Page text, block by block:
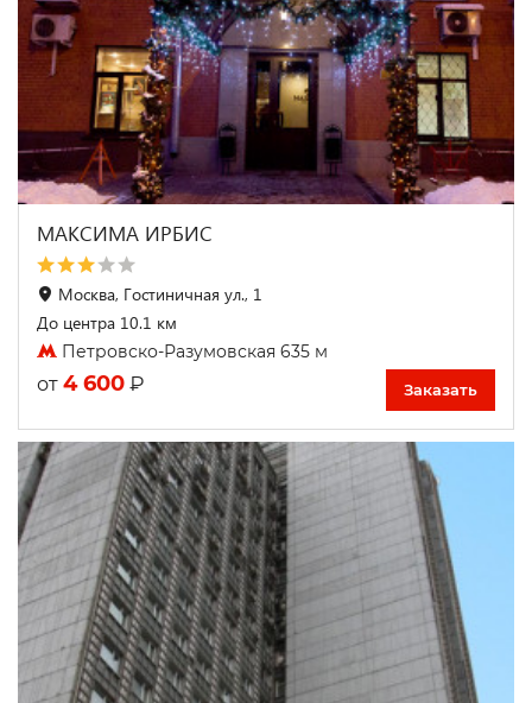
МАКСИМА ИРБИС
Москва, Гостиничная ул., 1
До центра 10.1 км
Петровско-Разумовская 635 м
от 4 600 ₽ Заказать